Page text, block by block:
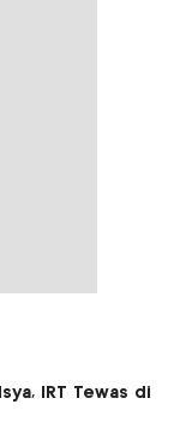
IRT Tewas di